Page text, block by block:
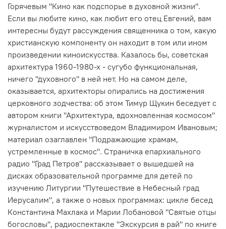
Горячевым "Кино как подспорье в духовной жизни".
Если вы любите кино, как любит его отец Евгений, вам
интересны будут рассуждения священника о том, какую
христианскую компоненту он находит в том или ином
произведении киноискусства. Казалось бы, советская
архитектура 1960-1980-х - сугубо функциональная,
ничего "духовного" в ней нет. Но на самом деле,
оказывается, архитекторы опирались на достижения
церковного зодчества: об этом Тимур Щукин беседует с
автором книги "Архитектура, вдохновленная космосом"
журналистом и искусствоведом Владимиром Ивановым;
материал озаглавлен "Подражающие храмам,
устремленные в космос". Страничка епархиального
радио "Град Петров" рассказывает о вышедшей на
дисках образовательной программе для детей по
изучению Литургии "Путешествие в Небесный град
Иерусалим", а также о новых программах: цикле бесед
Константина Махлака и Марии Лобановой "Святые отцы
богословы", радиоспектакле "Экскурсия в рай" по книге